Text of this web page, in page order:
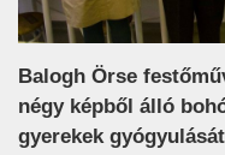
Balogh Örse
négy képből álló
gyerekek